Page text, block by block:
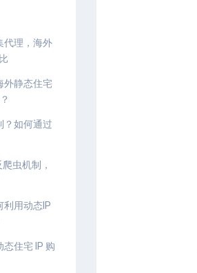
代理，海外
外静态住宅
？如何通过
虫机制，
利用动态IP
住宅 IP 购